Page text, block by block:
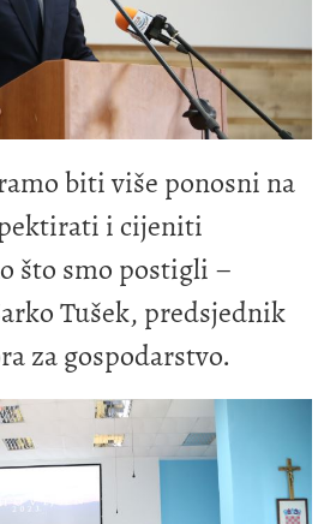
biti više ponosni na
i cijeniti
što smo postigli –
Tušek, predsjednik
za gospodarstvo.